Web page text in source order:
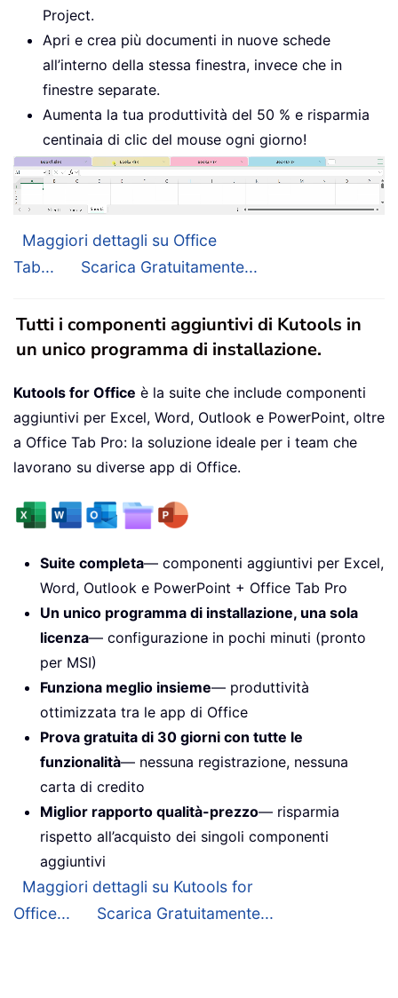
Project.
Apri e crea più documenti in nuove schede
all’interno della stessa finestra, invece che in
finestre separate.
Aumenta la tua produttività del 50 % e risparmia
centinaia di clic del mouse ogni giorno!
Maggiori dettagli su Office
Tab...
Scarica Gratuitamente...
Tutti i componenti aggiuntivi di Kutools in
un unico programma di installazione.
Kutools for Office è la suite che include componenti
aggiuntivi per Excel, Word, Outlook e PowerPoint, oltre
a Office Tab Pro: la soluzione ideale per i team che
lavorano su diverse app di Office.
Suite completa— componenti aggiuntivi per Excel,
Word, Outlook e PowerPoint + Office Tab Pro
Un unico programma di installazione, una sola
licenza— configurazione in pochi minuti (pronto
per MSI)
Funziona meglio insieme— produttività
ottimizzata tra le app di Office
Prova gratuita di 30 giorni con tutte le
funzionalità— nessuna registrazione, nessuna
carta di credito
Miglior rapporto qualità-prezzo— risparmia
rispetto all’acquisto dei singoli componenti
aggiuntivi
Maggiori dettagli su Kutools for
Office...
Scarica Gratuitamente...